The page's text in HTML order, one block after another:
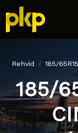
Rehvid 185/
185/